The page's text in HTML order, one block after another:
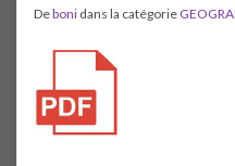
Deboni dans la catégorie